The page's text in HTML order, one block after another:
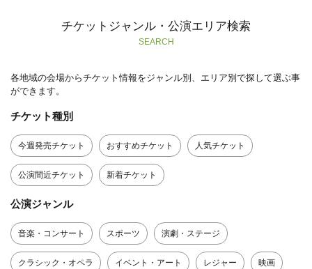
チケットジャンル・公演エリア検索
SEARCH
各地域の会場からチケット情報をジャンル別、エリア別で探して選ぶ事
ができます。
チケット種別
今週発売チケット おすすめチケット 人気チケット
公演間近チケット 新着チケット
公演ジャンル
音楽・コンサート スポーツ 演劇・ステージ
クラシック・オペラ イベント・アート レジャー 映画